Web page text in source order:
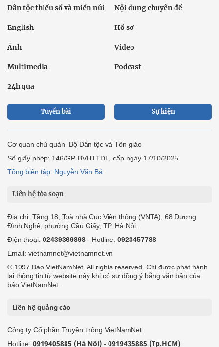
Dân tộc thiểu số và miền núi Nội dung chuyên đề
English Hồ sơ
Ảnh Video
Multimedia Podcast
24h qua
Tuyến bài Sự kiện
Cơ quan chủ quản: Bộ Dân tộc và Tôn giáo
Số giấy phép: 146/GP-BVHTTDL, cấp ngày 17/10/2025
Tổng biên tập: Nguyễn Văn Bá
Liên hệ tòa soạn
Địa chỉ: Tầng 18, Toà nhà Cục Viễn thông (VNTA), 68 Dương
Đình Nghệ, phường Cầu Giấy, TP. Hà Nội.
Điện thoại: 02439369898 - Hotline: 0923457788
Email: vietnamnet@vietnamnet.vn
© 1997 Báo VietNamNet. All rights reserved. Chỉ được phát hành
lại thông tin từ website này khi có sự đồng ý bằng văn bản của
báo VietNamNet.
Liên hệ quảng cáo
Công ty Cổ phần Truyền thông VietNamNet
Hotline: 0919405885 (Hà Nội) - 0919435885 (Tp.HCM)